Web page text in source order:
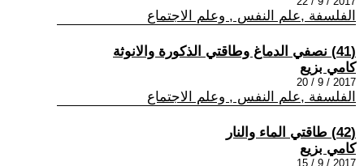
الفلسفة ,علم النفس , وعلم الاجتماع
(41) نصفي الدماغ وطاقتي الذكورة والانوثة
كامي بزيع
2017 / 9 / 20
الفلسفة ,علم النفس , وعلم الاجتماع
(42) طاقتي الماء والنار
كامي بزيع
2017 / 9 / 15